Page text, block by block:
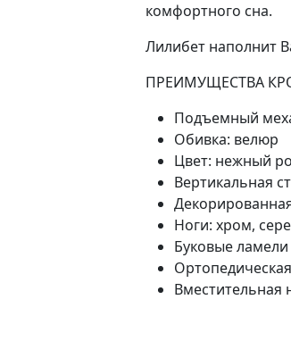
комфортного сна.
Лилибет наполнит
ПРЕИМУЩЕСТВА
Подъемный
Обивка: велюр
Цвет: нежный
Вертикальная
Ноги: хром,
Буковые ламели